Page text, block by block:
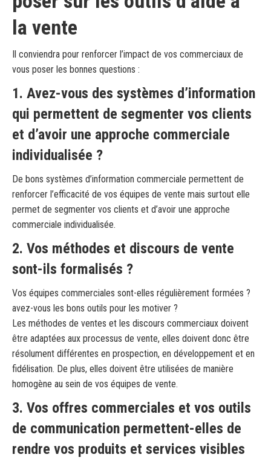
la vente
Il conviendra pour renforcer l’impact de vos commerciaux de
vous poser les bonnes questions :
1. Avez-vous des systèmes d’information
qui permettent de segmenter vos clients
et d’avoir une approche commerciale
individualisée ?
De bons systèmes d’information commerciale permettent de
renforcer l’efficacité de vos équipes de vente mais surtout elle
permet de segmenter vos clients et d’avoir une approche
commerciale individualisée.
2. Vos méthodes et discours de vente
sont-ils formalisés ?
Vos équipes commerciales sont-elles régulièrement formées ?
avez-vous les bons outils pour les motiver ?
Les méthodes de ventes et les discours commerciaux doivent
être adaptées aux processus de vente, elles doivent donc être
résolument différentes en prospection, en développement et en
fidélisation. De plus, elles doivent être utilisées de manière
homogène au sein de vos équipes de vente.
3. Vos offres commerciales et vos outils
de communication permettent-elles de
rendre vos produits et services visibles